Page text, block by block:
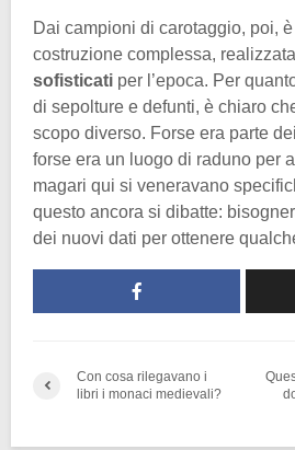
Dai campioni di carotaggio, poi,
costruzione complessa,
sofisticati per l’epoca. Per
di sepolture e defunti, è chiaro
scopo diverso. Forse era parte
forse era un luogo di raduno per
magari qui si veneravano
questo ancora si dibatte:
dei nuovi dati per ottenere
Con cosa rilegavano i
libri i monaci medievali?